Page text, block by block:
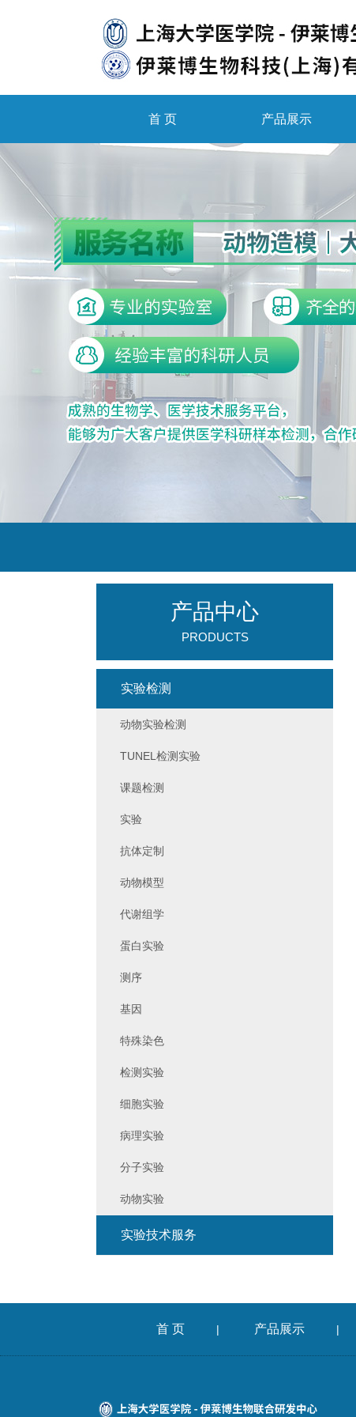
首 页 产品展示
产品中心
PRODUCTS
实验检测
动物实验检测
TUNEL检测实验
课题检测
实验
抗体定制
动物模型
代谢组学
蛋白实验
测序
基因
特殊染色
检测实验
细胞实验
病理实验
分子实验
动物实验
实验技术服务
首 页 | 产品展示 |